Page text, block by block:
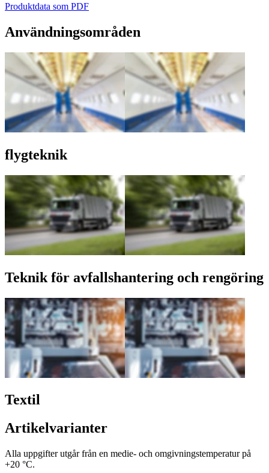
Produktdata som PDF
Användningsområden
flygteknik
Teknik för avfallshantering och rengöring
Textil
Artikelvarianter
Alla uppgifter utgår från en medie- och omgivningstemperatur på
+20 °C.